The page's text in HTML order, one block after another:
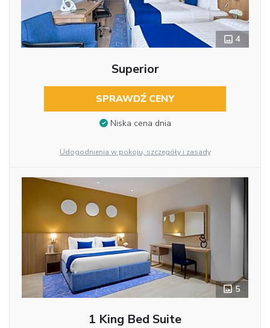
4
Superior
SPRAWDŹ CENY
Niska cena dnia
Udogodnienia w pokoju, szczegóły i zasady
5
1 King Bed Suite